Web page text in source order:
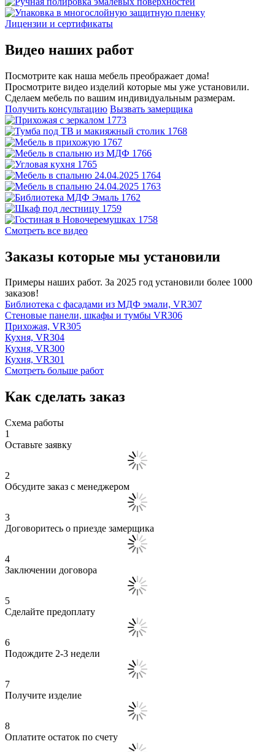
Лицензии и сертификаты
Видео наших работ
Посмотрите как наша мебель преображает дома!
Просмотрите видео изделий которые мы уже установили.
Сделаем мебель по вашим индивидуальным размерам.
Получить консультацию Вызвать замерщика
Смотреть все видео
Заказы которые мы установили
Примеры наших работ. За 2025 год установили более 1000
заказов!
Библиотека с фасадами из МДФ эмали, VR307
Стеновые панели, шкафы и тумбы VR306
Прихожая, VR305
Кухня, VR304
Кухня, VR300
Кухня, VR301
Смотреть больше работ
Как сделать заказ
Схема работы
1
Оставьте заявку
2
Обсудите заказ с менеджером
3
Договоритесь о приезде замерщика
4
Заключении договора
5
Сделайте предоплату
6
Подождите 2-3 недели
7
Получите изделие
8
Оплатите остаток по счету